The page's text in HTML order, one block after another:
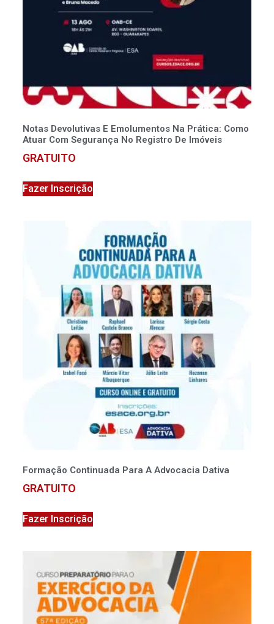
Notas Devolutivas E Emolumentos Na Prática: Como
Atuar Com Segurança No Registro De Imóveis
GRATUITO
Fazer Inscrição
Formação Continuada Para A Advocacia Dativa
GRATUITO
Fazer Inscrição